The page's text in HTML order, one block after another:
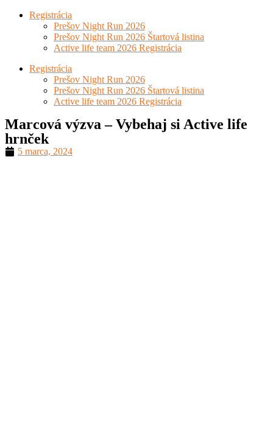
Registrácia
Prešov Night Run 2026
Prešov Night Run 2026 Štartová listina
Active life team 2026 Registrácia
Registrácia
Prešov Night Run 2026
Prešov Night Run 2026 Štartová listina
Active life team 2026 Registrácia
Marcová výzva – Vybehaj si Active life
hrnček
5 marca, 2024